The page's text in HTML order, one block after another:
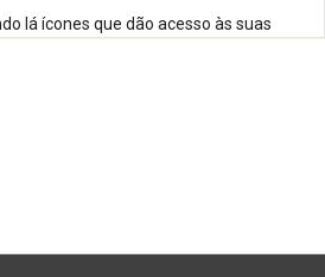
lá ícones que dão acesso às suas